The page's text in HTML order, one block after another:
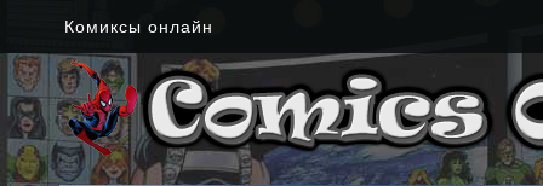
Комиксы онлайн